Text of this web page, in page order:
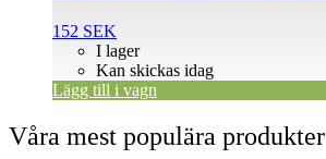
152 SEK
I lager
Kan skickas idag
Lägg till i vagn
Våra mest populära produkter